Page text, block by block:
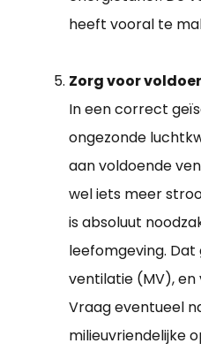
heeft vooral te
Zorg voor
In een correct
ongezonde
aan voldoende
wel iets meer
is absoluut
leefomgeving.
ventilatie (MV),
Vraag eventueel
milieuvriendelijke